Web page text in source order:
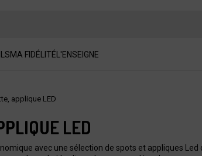
MA FIDÉLITÉL'ENSEIGNE
applique LED
LED
avec une sélection de spots et appliques